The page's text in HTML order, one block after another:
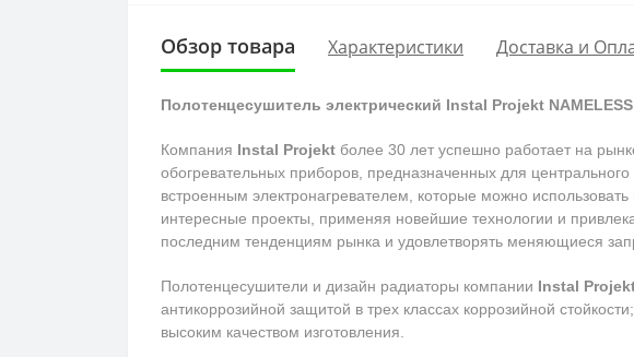
Обзор товара Характеристики Доставка и
Полотенцесушитель электрический Instal Projekt
Компания Instal Projekt более 30 лет успешно работает на
обогревательных приборов, предназначенных для
встроенным электронагревателем, которые можно
интересные проекты, применяя новейшие технологии и
последним тенденциям рынка и удовлетворять меняющиеся
Полотенцесушители и дизайн радиаторы компании Instal
антикоррозийной защитой в трех классах коррозийной
высоким качеством изготовления.